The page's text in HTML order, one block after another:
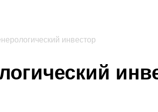
инвестор